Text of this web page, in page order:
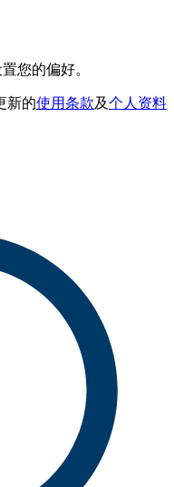
您的偏好。
新的使用条款及个人资料